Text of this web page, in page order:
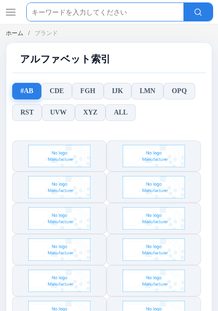
ホーム ブランド
アルファベット索引
#AB CDE FGH IJK LMN OPQ
RST UVW XYZ ALL